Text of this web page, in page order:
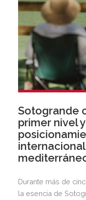
Sotogrande
primer nivel
Durante más de
la esencia de